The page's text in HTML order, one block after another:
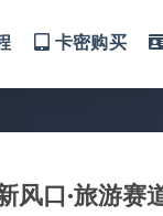
卡密购买
风口·旅游